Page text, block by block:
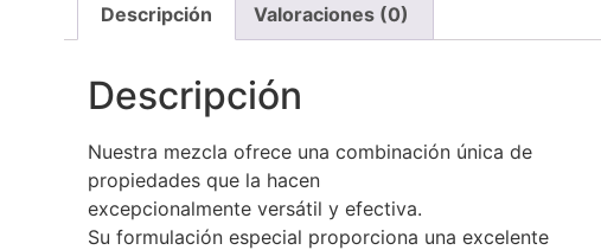
Descripción Valoraciones (0)
Descripción
Nuestra mezcla ofrece una combinación única de
propiedades que la hacen
excepcionalmente versátil y efectiva.
Su formulación especial proporciona una excelente